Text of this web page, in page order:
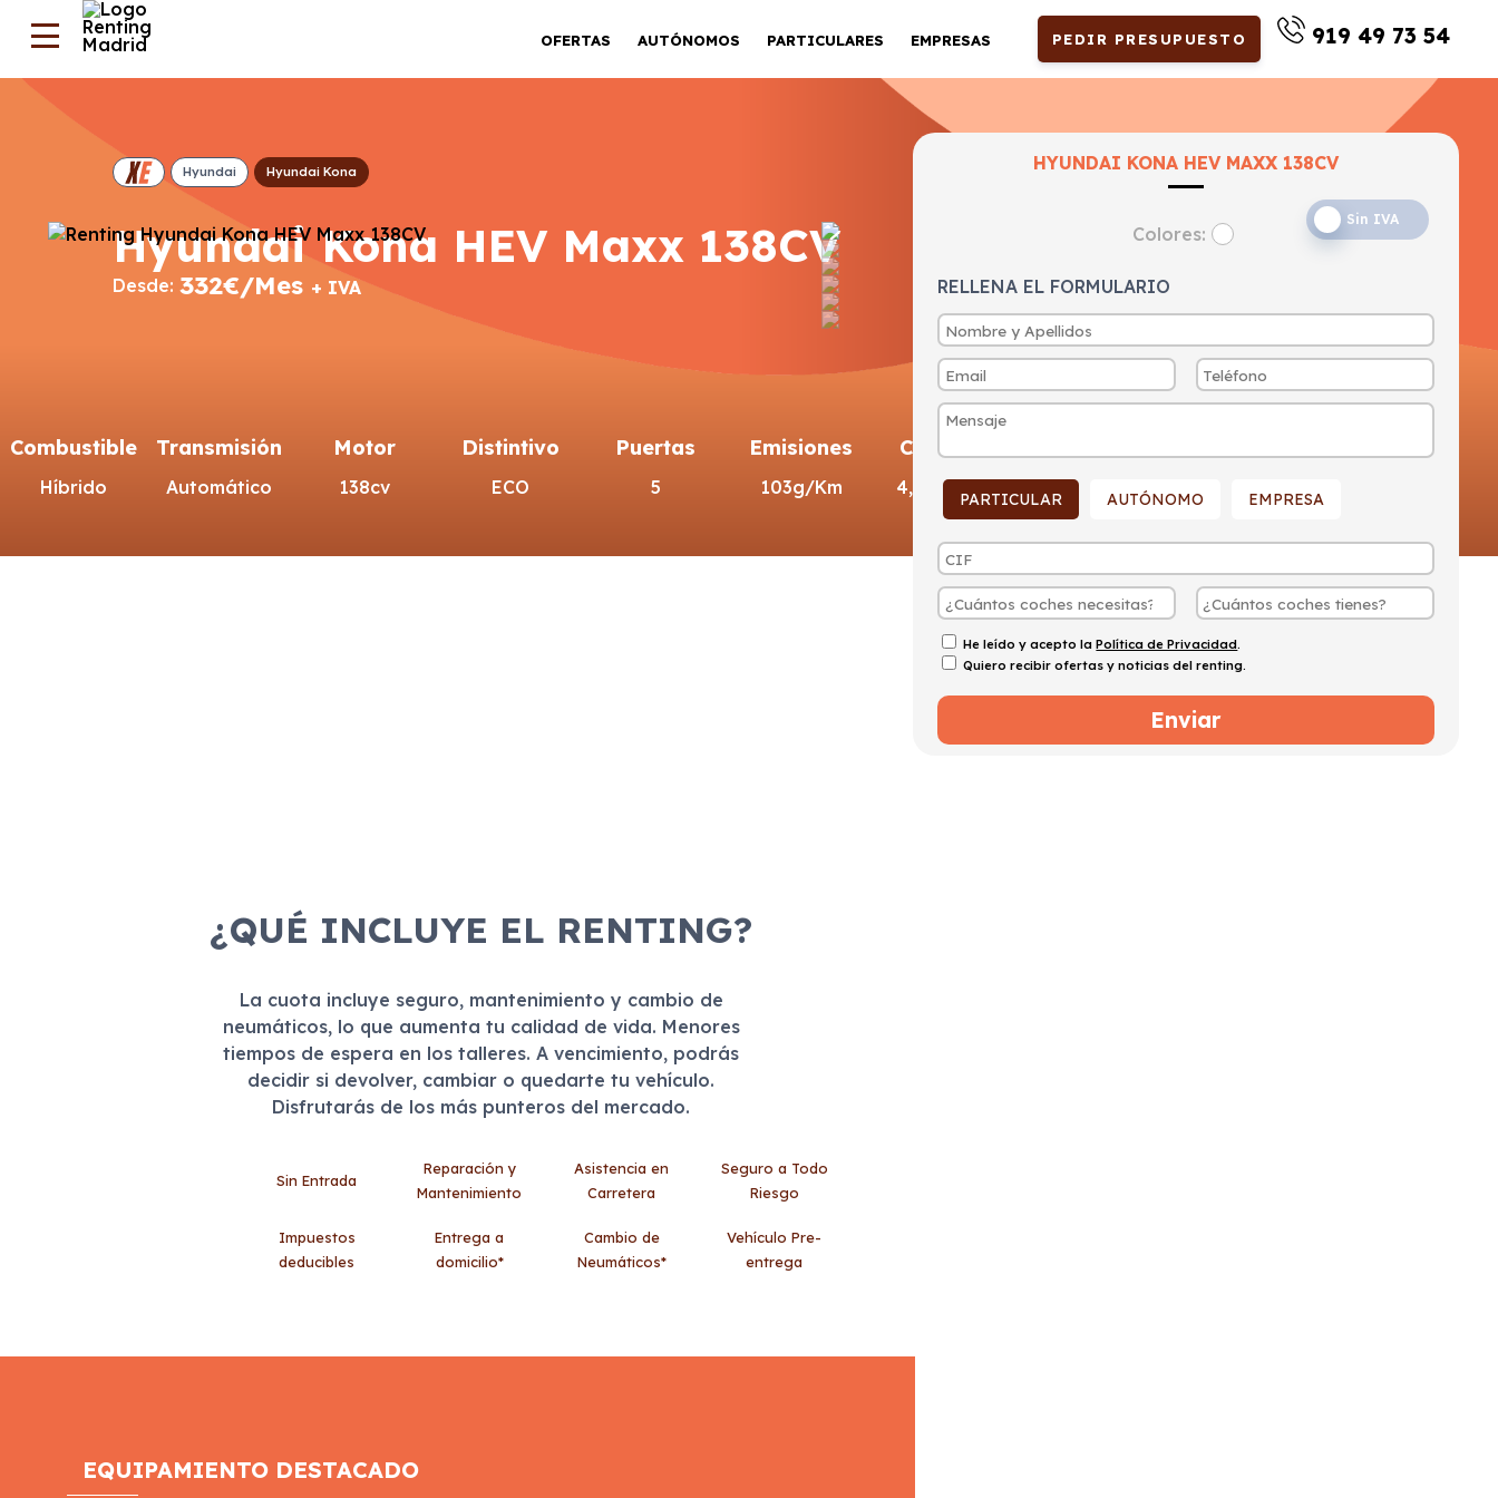
OFERTAS AUTÓNOMOS PARTICULARES EMPRESAS PEDIR PRESUPUESTO 919 49 73 54
Hyundai Hyundai Kona
Hyundai Kona HEV Maxx 138CV
Desde: 332€/Mes + IVA
Combustible
Híbrido
Transmisión
Automático
Motor
138cv
Distintivo
ECO
Puertas
5
Emisiones
103g/Km
Consumo
4,5l/100km
¿QUÉ INCLUYE EL RENTING?
La cuota incluye seguro, mantenimiento y cambio de
neumáticos, lo que aumenta tu calidad de vida. Menores
tiempos de espera en los talleres. A vencimiento, podrás
decidir si devolver, cambiar o quedarte tu vehículo.
Disfrutarás de los más punteros del mercado.
Sin Entrada
Reparación y
Mantenimiento
Asistencia en
Carretera
Seguro a Todo
Riesgo
Impuestos
deducibles
Entrega a
domicilio*
Cambio de
Neumáticos*
Vehículo Pre-
entrega
EQUIPAMIENTO DESTACADO
HYUNDAI KONA HEV MAXX 138CV
Sin IVA
Colores:
RELLENA EL FORMULARIO
PARTICULAR AUTÓNOMO EMPRESA
He leído y acepto laPolítica de Privacidad.
Quiero recibir ofertas y noticias del renting.